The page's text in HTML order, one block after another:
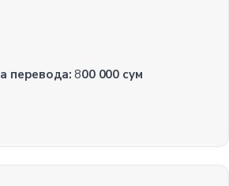
перевода:800 000 сум